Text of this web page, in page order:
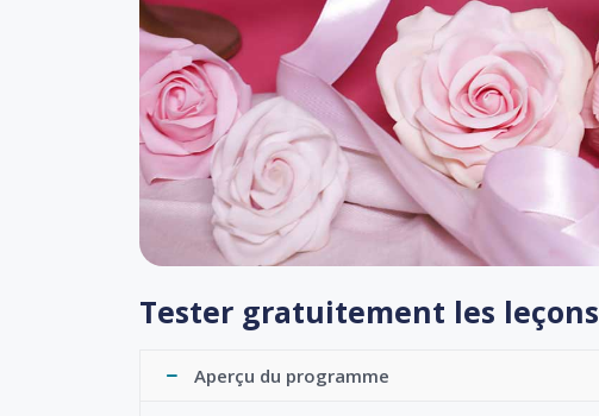
Tester gratuitement les leçons
Aperçu du programme